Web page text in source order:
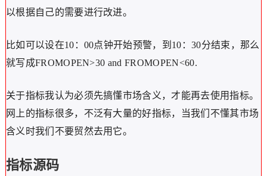
以根据自己的需要进行改进。
比如可以设在10：00点钟开始预警，到10：30分结束，那么
就写成FROMOPEN>30 and FROMOPEN<60.
关于指标我认为必须先搞懂市场含义，才能再去使用指标。
网上的指标很多，不泛有大量的好指标，当我们不懂其市场
含义时我们不要贸然去用它。
指标源码